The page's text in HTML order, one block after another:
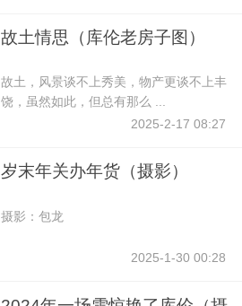
故土情思（库伦老房子图）
故土，风景谈不上秀美，物产更谈不上丰
饶，虽然如此，但总有那么 ...
2025-2-17 08:27
岁末年关办年货（摄影）
摄影：包龙
2025-1-30 00:28